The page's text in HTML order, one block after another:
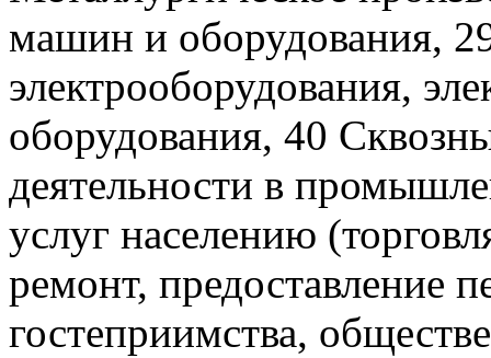
машин и оборудования,
электрооборудования,
оборудования, 40
деятельности в
услуг населению
ремонт, предоставление
гостеприимства,